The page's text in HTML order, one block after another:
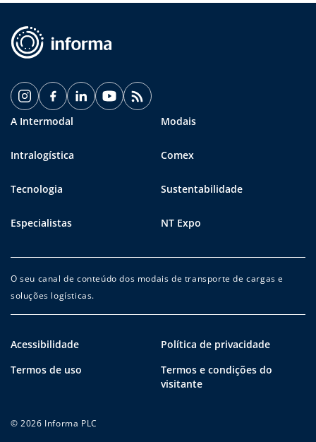
A Intermodal Modais
Intralogística Comex
Tecnologia Sustentabilidade
Especialistas NT Expo
O seu canal de conteúdo dos modais de transporte de cargas e
soluções logísticas.
Acessibilidade
Política de privacidade
Termos de uso
Termos e condições do
visitante
© 2026 Informa PLC